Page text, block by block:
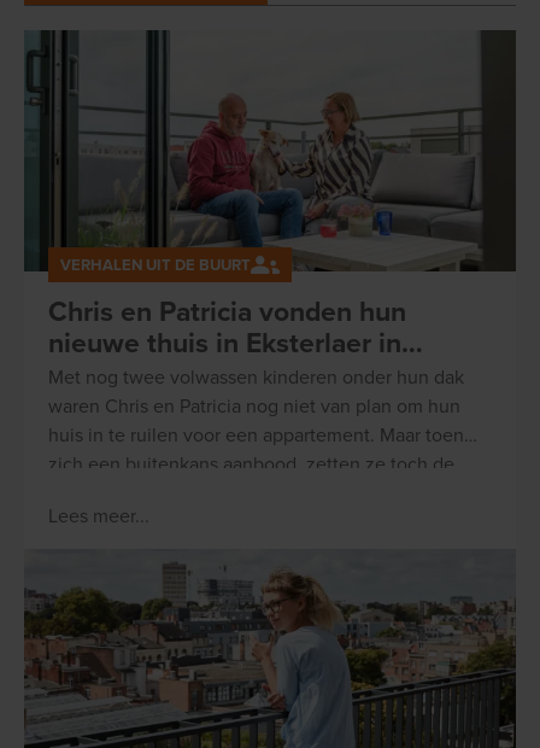
VERHALEN UIT DE BUURT
Chris en Patricia vonden hun
nieuwe thuis in Eksterlaer in
Deurne
Met nog twee volwassen kinderen onder hun dak
waren Chris en Patricia nog niet van plan om hun
huis in te ruilen voor een appartement. Maar toen
zich een buitenkans aanbood, zetten ze toch de
Lees meer...